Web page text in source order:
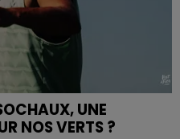
UNE
NOS VERTS ?